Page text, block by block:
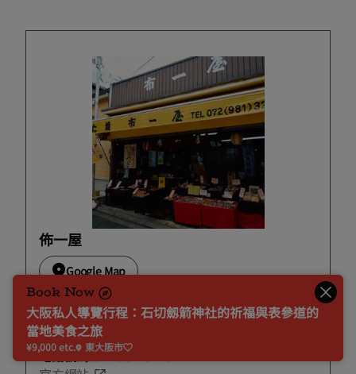
Book Now
大阪私人導覽行程：石切劔箭神社的祈福與表參道的
當地美食之旅
¥9,000 etc. 東大阪市
佈一屋
Google Map
東大阪市東石切町1-7-58
營業時間:10:00~15:30
定休日:9日・19日・29日
電話號碼:072-981-3245